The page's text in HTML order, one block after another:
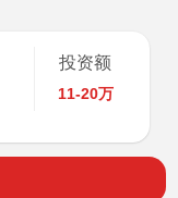
投资额
11-20万